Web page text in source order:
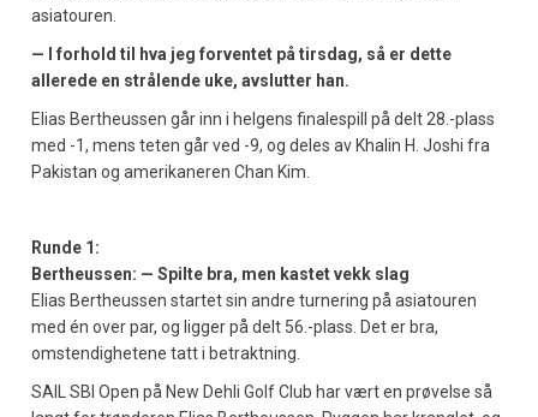
asiatouren.
— I forhold til hva jeg forventet på tirsdag, så er dette
allerede en strålende uke, avslutter han.
Elias Bertheussen går inn i helgens finalespill på delt 28.-plass
med -1, mens teten går ved -9, og deles av Khalin H. Joshi fra
Pakistan og amerikaneren Chan Kim.
Runde 1:
Bertheussen: — Spilte bra, men kastet vekk slag
Elias Bertheussen startet sin andre turnering på asiatouren
med én over par, og ligger på delt 56.-plass. Det er bra,
omstendighetene tatt i betraktning.
SAIL SBI Open på New Dehli Golf Club har vært en prøvelse så